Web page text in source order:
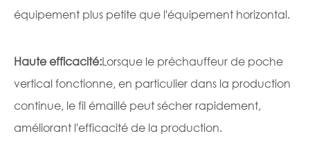
équipement plus petite que l'équipement horizontal.
Haute efficacité:Lorsque le préchauffeur de poche
vertical fonctionne, en particulier dans la production
continue, le fil émaillé peut sécher rapidement,
améliorant l'efficacité de la production.